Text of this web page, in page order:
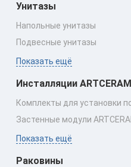
Унитазы
Напольные унитазы
Подвесные унитазы
Показать ещё
Инсталляции ARTCERAM
Комплекты для установки
Застенные модули
Показать ещё
Раковины